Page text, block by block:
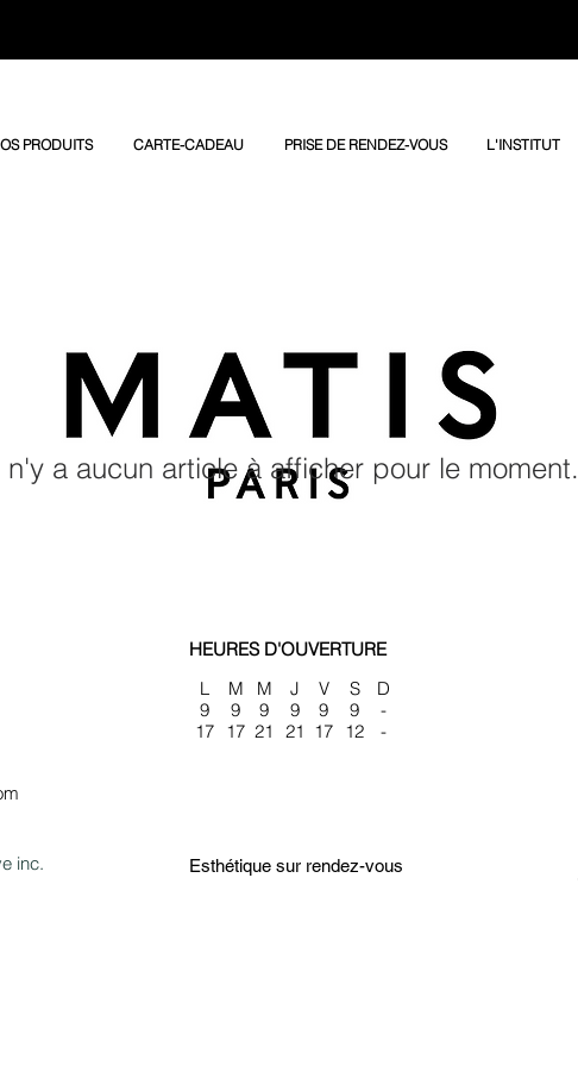
PRODUITS CARTE-CADEAU PRISE DE RENDEZ-VOUS L'INSTITUT
n'y a aucun article à afficher pour le moment.
HEURES D'OUVERTURE
L
9
17
M
9
17
M
9
21
J
9
21
V
9
17
S
9
12
D
-
-
inc. Esthétique sur rendez-vous